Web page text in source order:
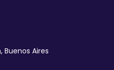
Buenos Aires